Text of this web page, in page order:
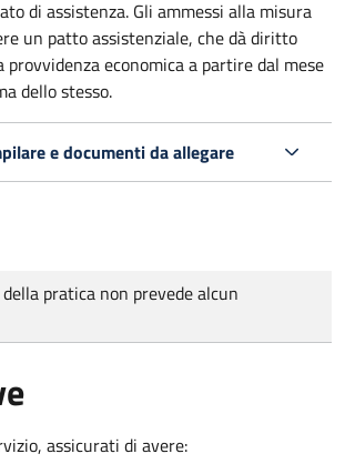
di assistenza. Gli ammessi alla misura
un patto assistenziale, che dà diritto
provvidenza economica a partire dal mese
dello stesso.
e documenti da allegare
pratica non prevede alcun
assicurati di avere: